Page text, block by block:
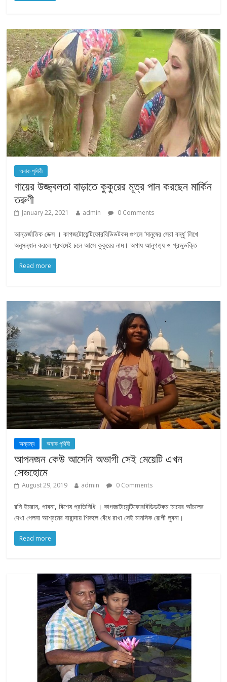
অবাক পৃথিবী
গায়ের উজ্জ্বলতা বাড়াতে কুকুরের মূত্র পান করছেন মার্কিন
তরুণী
January 22, 2021 admin 0 Comments
আন্তর্জাতিক ডেক্স । কাগজটোয়েন্টিফোরবিডিডটকম গুগলে ‘মানুষের সেরা বন্ধু’ লিখে
অনুসন্ধান করলে প্রথমেই চলে আসে কুকুরের নাম। অগাধ আনুগত্য ও প্রভুভক্তি
Read more
অন্যান্য অবাক পৃথিবী
আপনজন কেউ আসেনি অভাগী সেই মেয়েটি এখন
সেভহোমে
August 29, 2019 admin 0 Comments
রনি ইমরান, পাবনা, বিশেষ প্রতিনিধি । কাগজটোয়েন্টিফোরবিডিডটকম ‘মায়ের আঁচলের
দেখা পেলনা আশ্রমের বারান্দায় শিকলে বেঁধে রাখা সেই মানসিক রোগী লুবনা।
Read more